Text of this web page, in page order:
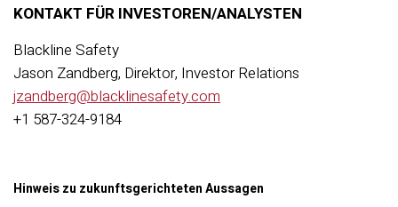
KONTAKT FÜR INVESTOREN/ANALYSTEN
Blackline Safety
Jason Zandberg, Direktor, Investor Relations
jzandberg@blacklinesafety.com
+1 587-324-9184
Hinweis zu zukunftsgerichteten Aussagen